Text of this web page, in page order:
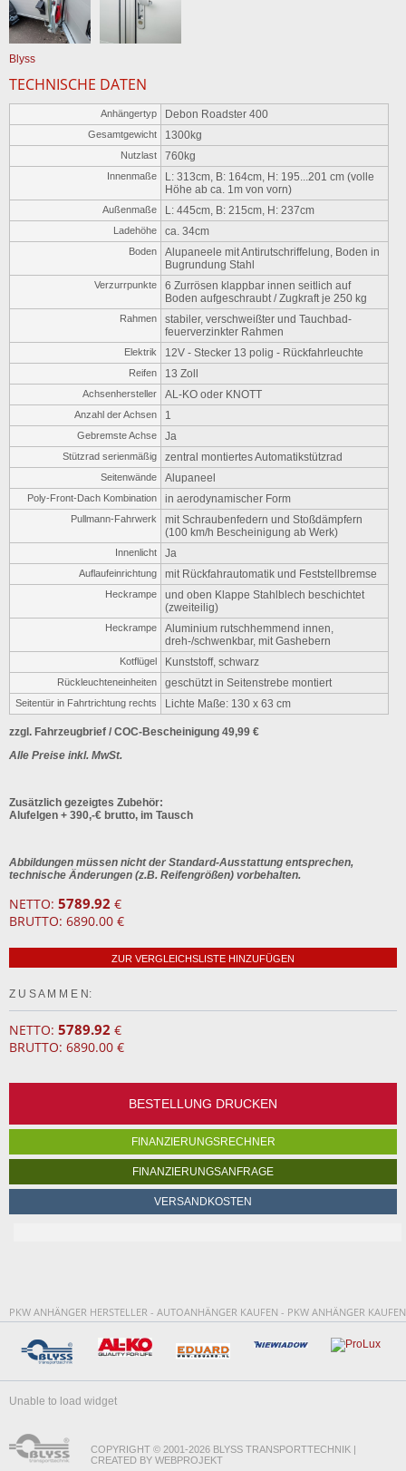
Blyss
TECHNISCHE DATEN
Anhängertyp Debon Roadster 400
Gesamtgewicht 1300kg
Nutzlast 760kg
Innenmaße
L: 313cm, B: 164cm, H: 195...201 cm (volle
Höhe ab ca. 1m von vorn)
Außenmaße L: 445cm, B: 215cm, H: 237cm
Ladehöhe ca. 34cm
Boden
Alupaneele mit Antirutschriffelung, Boden in
Bugrundung Stahl
Verzurrpunkte
6 Zurrösen klappbar innen seitlich auf
Boden aufgeschraubt / Zugkraft je 250 kg
Rahmen
stabiler, verschweißter und Tauchbad-
feuerverzinkter Rahmen
Elektrik 12V - Stecker 13 polig - Rückfahrleuchte
Reifen 13 Zoll
Achsenhersteller AL-KO oder KNOTT
Anzahl der Achsen 1
Gebremste Achse Ja
Stützrad serienmäßig zentral montiertes Automatikstützrad
Seitenwände Alupaneel
Poly-Front-Dach Kombination in aerodynamischer Form
Pullmann-Fahrwerk
mit Schraubenfedern und Stoßdämpfern
(100 km/h Bescheinigung ab Werk)
Innenlicht Ja
Auflaufeinrichtung mit Rückfahrautomatik und Feststellbremse
Heckrampe
und oben Klappe Stahlblech beschichtet
(zweiteilig)
Heckrampe
Aluminium rutschhemmend innen,
dreh-/schwenkbar, mit Gashebern
Kotflügel Kunststoff, schwarz
Rückleuchteneinheiten geschützt in Seitenstrebe montiert
Seitentür in Fahrtrichtung rechts Lichte Maße: 130 x 63 cm
zzgl. Fahrzeugbrief / COC-Bescheinigung 49,99 €
Alle Preise inkl. MwSt.
Zusätzlich gezeigtes Zubehör:
Alufelgen + 390,-€ brutto, im Tausch
Abbildungen müssen nicht der Standard-Ausstattung entsprechen,
technische Änderungen (z.B. Reifengrößen) vorbehalten.
NETTO: 5789.92 €
BRUTTO: 6890.00 €
ZUR VERGLEICHSLISTE HINZUFÜGEN
Z U S A M M E N:
NETTO: 5789.92 €
BRUTTO: 6890.00 €
BESTELLUNG DRUCKEN
FINANZIERUNGSRECHNER
FINANZIERUNGSANFRAGE
VERSANDKOSTEN
PKW ANHÄNGER HERSTELLER - AUTOANHÄNGER KAUFEN - PKW ANHÄNGER KAUFEN
Unable to load widget
COPYRIGHT © 2001-2026 BLYSS TRANSPORTTECHNIK |
CREATED BY WEBPROJEKT